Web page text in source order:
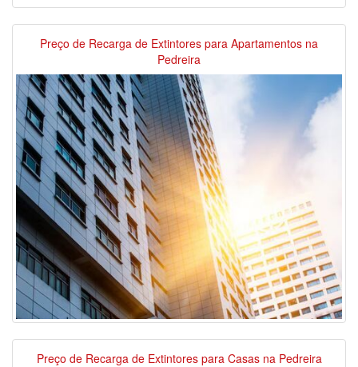
Preço de Recarga de Extintores para Apartamentos na
Pedreira
Preço de Recarga de Extintores para Casas na Pedreira